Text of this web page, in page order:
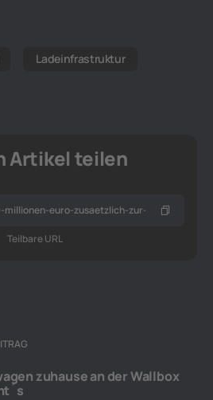
Ladeinfrastruktur
Artikel teilen
Teilbare URL
zuhause an der Wallbox